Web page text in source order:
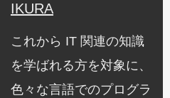
IKURA
これから IT 関連の知識
を学ばれる方を対象に、
色々な言語でのプログラ